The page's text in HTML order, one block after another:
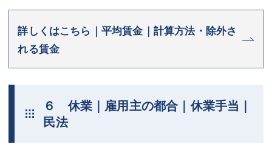
詳しくはこちら｜平均賃金｜計算方法・除外さ
れる賃金
６ 休業｜雇用主の都合｜休業手当｜
民法